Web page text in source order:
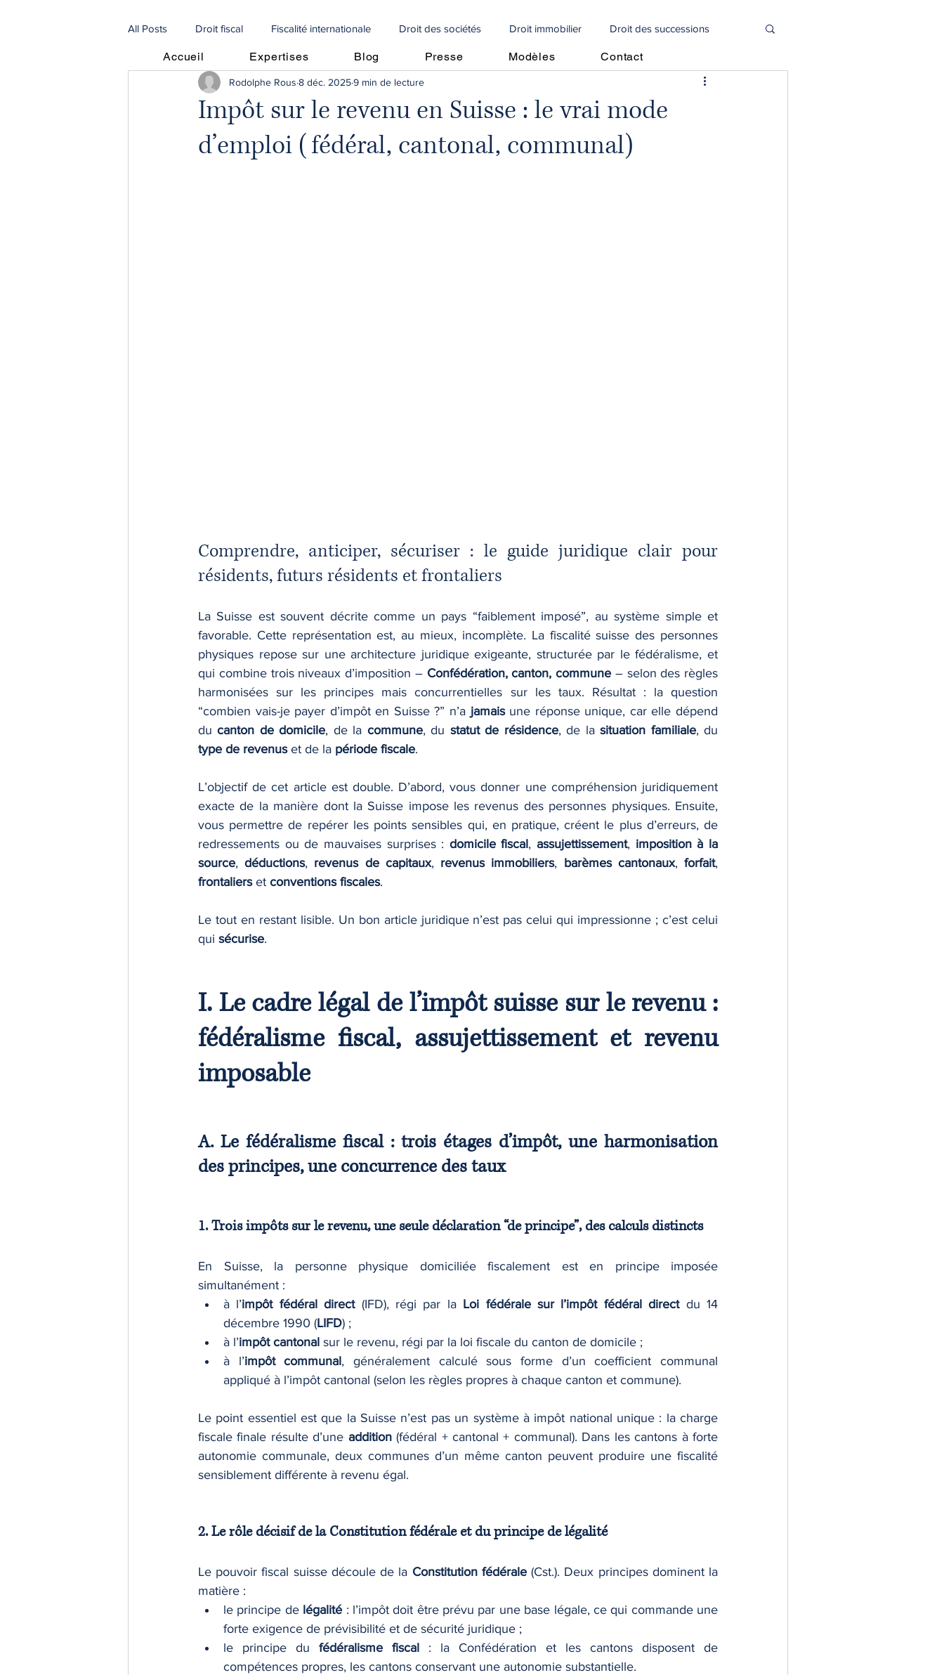
All Posts Droit fiscal Fiscalité internationale Droit des sociétés Droit immobilier Droit des successions
Procédures Droit de la famille Droit social Propriété intellectuelle Actualité juridique
🇫🇷 Articles en français 🇮🇹 Articoli in italiano 🇩🇪 Artikel auf Deutsch contrôle fiscal
Impôt sur le revenu en Suisse : le vrai mode
d’emploi (fédéral, cantonal, communal)
Rodolphe Rous 8 déc. 20259 min de lecture
Comprendre, anticiper, sécuriser : le guide juridique clair pour
résidents, futurs résidents et frontaliers
La Suisse est souvent décrite comme un pays “faiblement imposé”, au système simple et
favorable. Cette représentation est, au mieux, incomplète. La fiscalité suisse des personnes
physiques repose sur une architecture juridique exigeante, structurée par le fédéralisme, et
qui combine trois niveaux d’imposition – Confédération, canton, commune – selon des règles
harmonisées sur les principes mais concurrentielles sur les taux. Résultat : la question
“combien vais-je payer d’impôt en Suisse ?” n’a jamais une réponse unique, car elle dépend
du canton de domicile, de la commune, du statut de résidence, de la situation familiale
type de revenus et de la période fiscale.
L’objectif de cet article est double. D’abord, vous donner une compréhension juridiquement
exacte de la manière dont la Suisse impose les revenus des personnes physiques. Ensuite,
vous permettre de repérer les points sensibles qui, en pratique, créent le plus d’erreurs, de
redressements ou de mauvaises surprises : domicile fiscal, assujettissement, imposition à la
source, déductions, revenus de capitaux, revenus immobiliers, barèmes cantonaux, forfait
frontaliers et conventions fiscales.
Le tout en restant lisible. Un bon article juridique n’est pas celui qui impressionne ; c’est celui
qui sécurise.
I. Le cadre légal de l’impôt suisse sur le revenu :
fédéralisme fiscal, assujettissement et revenu
imposable
A. Le fédéralisme fiscal : trois étages d’impôt, une harmonisation
des principes, une concurrence des taux
1. Trois impôts sur le revenu, une seule déclaration “de principe”, des calculs distincts
En Suisse, la personne physique domiciliée fiscalement est en principe imposée
simultanément :
à l’impôt fédéral direct (IFD), régi par la Loi fédérale sur l’impôt fédéral direct du 14
décembre 1990 (LIFD) ;
à l’impôt cantonal sur le revenu, régi par la loi fiscale du canton de domicile ;
à l’impôt communal, généralement calculé sous forme d’un coefficient communal
appliqué à l’impôt cantonal (selon les règles propres à chaque canton et commune).
Le point essentiel est que la Suisse n’est pas un système à impôt national unique : la charge
fiscale finale résulte d’une addition (fédéral + cantonal + communal). Dans les cantons à forte
autonomie communale, deux communes d’un même canton peuvent produire une fiscalité
sensiblement différente à revenu égal.
2. Le rôle décisif de la Constitution fédérale et du principe de légalité
Le pouvoir fiscal suisse découle de la Constitution fédérale (Cst.). Deux principes dominent la
matière :
le principe de légalité : l’impôt doit être prévu par une base légale, ce qui commande une
forte exigence de prévisibilité et de sécurité juridique ;
le principe du fédéralisme fiscal : la Confédération et les cantons disposent de
compétences propres, les cantons conservant une autonomie substantielle.
Accueil Expertises Blog Presse Modèles Contact